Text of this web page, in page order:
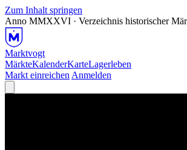
Zum Inhalt springen
Anno MMXXVI · Verzeichnis historischer
Marktvogt
MärkteKalenderKarteLagerleben
Markt einreichen Anmelden